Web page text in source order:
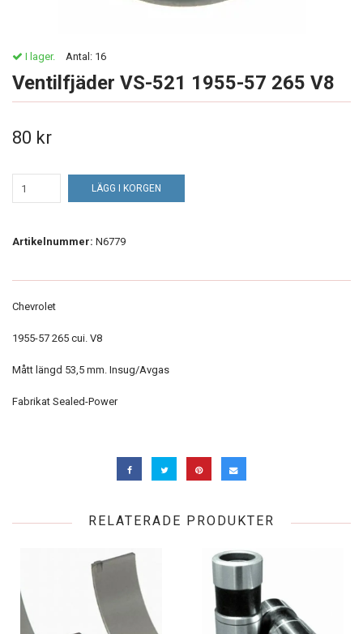
I lager. Antal: 16
Ventilfjäder VS-521 1955-57 265 V8
80 kr
LÄGG I KORGEN
Artikelnummer: N6779
Chevrolet
1955-57 265 cui. V8
Mått längd 53,5 mm. Insug/Avgas
Fabrikat Sealed-Power
RELATERADE PRODUKTER